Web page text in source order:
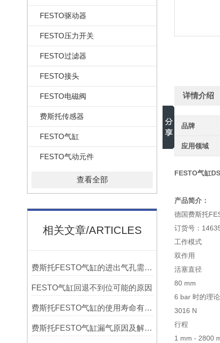
FESTO驱动器
FESTO压力开关
FESTO过滤器
FESTO接头
FESTO电磁阀
费斯托传感器
FESTO气缸
FESTO气动元件
查看全部
相关文章/ARTICLES
费斯托FESTO气缸的进出气孔需不需要堵上
FESTO气缸回退不到位可能的原因
费斯托FESTO气缸的使用寿命有多长
费斯托FESTO气缸漏气原因及解决方法?
详情介绍
品牌
应用领域
FESTO气缸
产品简介：
德国费斯托
订货号：
工作模式
双作用
活塞直径
80 mm
6 bar 时的理
3016 N
行程
1 mm - 2800